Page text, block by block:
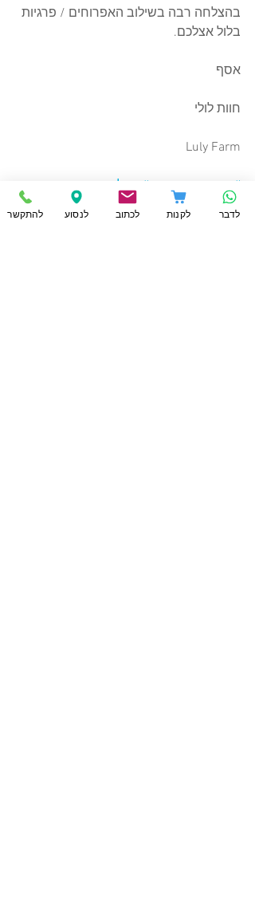
בהצלחה רבה בשילוב האפרוחים / פרגיות
בלול אצלכם.
אסף
חוות לולי
Luly Farm
#רכישתאפרוחים
#גידולאפרוחים
#אפרוחיםלמכירה
אפרוחיםפרגיות
להתקשר לנסוע לכתוב לקנות לדבר